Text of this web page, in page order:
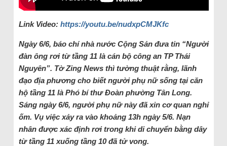
Link Video: https://youtu.be/nudxpCMJKfc
Ngày 6/6, báo chí nhà nước Cộng Sản đưa tin “Người
đàn ông rơi từ tầng 11 là cán bộ công an TP Thái
Nguyên”. Tờ Zing News thì tường thuật rằng, lãnh
đạo địa phương cho biết người phụ nữ sống tại căn
hộ tầng 11 là Phó bí thư Đoàn phường Tân Long.
Sáng ngày 6/6, người phụ nữ này đã xin cơ quan nghỉ
ốm. Vụ việc xảy ra vào khoảng 13h ngày 5/6. Nạn
nhân được xác định rơi trong khi di chuyển bằng dây
từ tầng 11 xuống tầng 10 đã tử vong.